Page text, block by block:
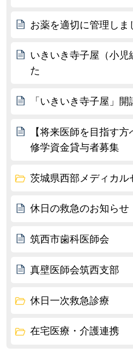
お薬を適切に管理しま
いきいき寺子屋（小児
た
「いきいき寺子屋」
【将来医師を目指す
修学資金貸与者募集
茨城県西部メディカル
休日の救急のお知らせ
筑西市歯科医師会
真壁医師会筑西支部
休日一次救急診療
在宅医療・介護連携